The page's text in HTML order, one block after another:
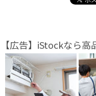
【広告】iStockなら